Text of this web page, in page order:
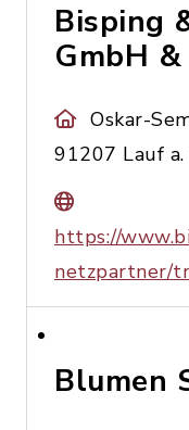
Bisping
GmbH &
Oskar-
91207 Lauf
https://
netzpartner/
Blumen